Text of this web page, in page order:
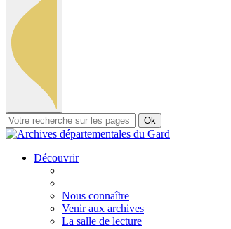
Ok
Découvrir
Nous connaître
Venir aux archives
La salle de lecture